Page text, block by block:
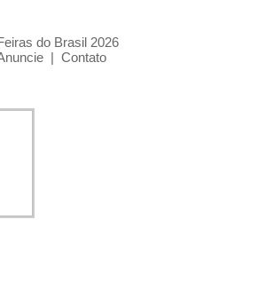
do Brasil 2026
| Contato